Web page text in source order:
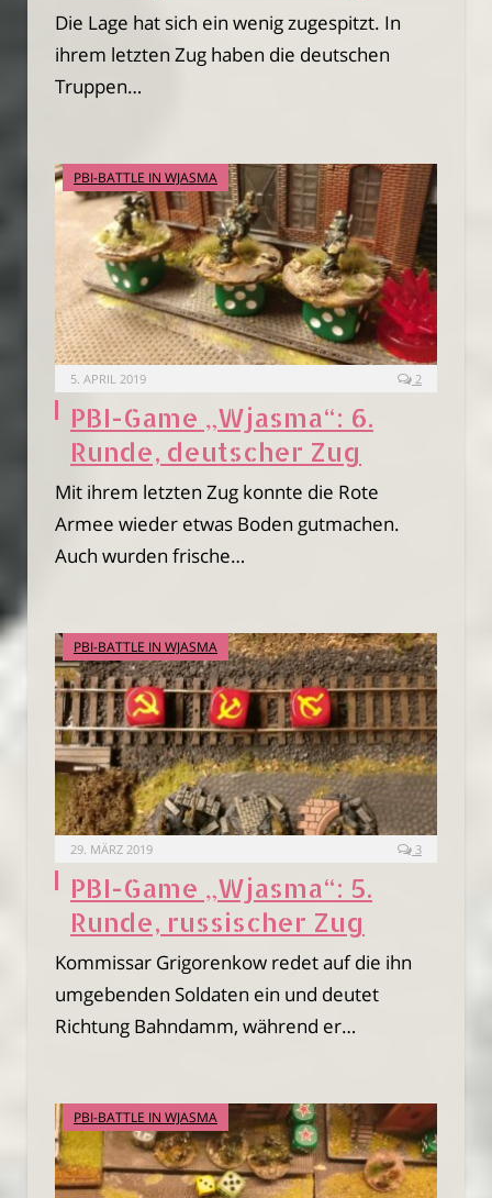
Die Lage hat sich ein wenig zugespitzt. In
ihrem letzten Zug haben die deutschen
Truppen…
PBI-BATTLE IN WJASMA
5. APRIL 2019 2
PBI-Game „Wjasma“: 6.
Runde, deutscher Zug
Mit ihrem letzten Zug konnte die Rote
Armee wieder etwas Boden gutmachen.
Auch wurden frische…
PBI-BATTLE IN WJASMA
29. MÄRZ 2019 3
PBI-Game „Wjasma“: 5.
Runde, russischer Zug
Kommissar Grigorenkow redet auf die ihn
umgebenden Soldaten ein und deutet
Richtung Bahndamm, während er…
PBI-BATTLE IN WJASMA